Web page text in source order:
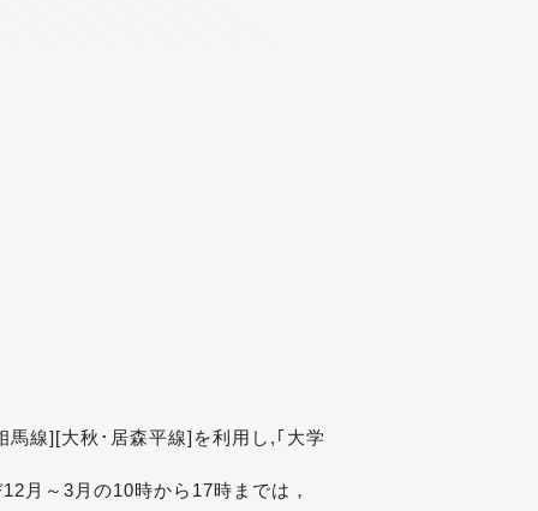
線][大秋･居森平線]を利用し,｢大学
月～3月の10時から17時までは，